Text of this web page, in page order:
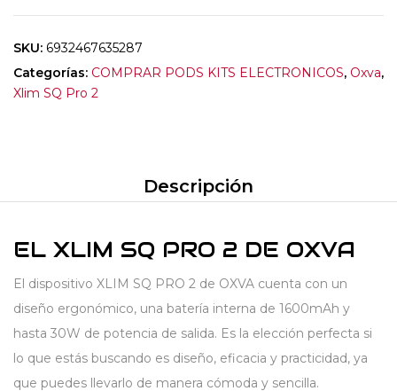
SKU: 6932467635287
Categorías: COMPRAR PODS KITS ELECTRONICOS, Oxva,
Xlim SQ Pro 2
Descripción
EL XLIM SQ PRO 2 DE OXVA
El dispositivo XLIM SQ PRO 2 de OXVA cuenta con un
diseño ergonómico, una batería interna de 1600mAh y
hasta 30W de potencia de salida. Es la elección perfecta si
lo que estás buscando es diseño, eficacia y practicidad, ya
que puedes llevarlo de manera cómoda y sencilla.